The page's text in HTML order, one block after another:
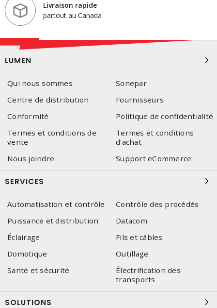
Livraison rapide
partout au Canada
LUMEN
Qui nous sommes
Sonepar
Centre de distribution
Fournisseurs
Conformité
Politique de confidentialité
Termes et conditions de
vente
Termes et conditions
d'achat
Nous joindre
Support eCommerce
SERVICES
Automatisation et contrôle
Contrôle des procédés
Puissance et distribution
Datacom
Éclairage
Fils et câbles
Domotique
Outillage
Santé et sécurité
Électrification des
transports
SOLUTIONS